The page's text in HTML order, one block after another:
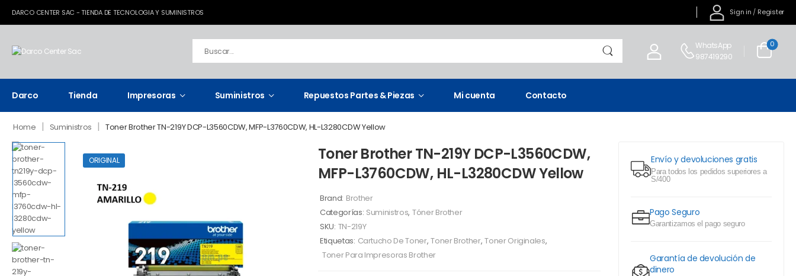
DARCO CENTER SAC - TIENDA DE TECNOLOGIA Y SUMINISTROS Sign in / Register
WhatsApp
987419290
0
Darco Tienda Impresoras Suministros Repuestos Partes & Piezas Mi cuenta Contacto
Home | Suministros | Toner Brother TN-219Y DCP-L3560CDW, MFP-L3760CDW, HL-L3280CDW Yellow
Envío y devoluciones gratis
Para todos los pedidos superiores a
S/400
Pago Seguro
Garantizamos el pago seguro
Garantía de devolución de
dinero
ORIGINAL
Toner Brother TN-219Y DCP-L3560CDW,
MFP-L3760CDW, HL-L3280CDW Yellow
Brand: Brother
Categorías: Suministros, Tóner Brother
SKU: TN-219Y
Etiquetas: Cartucho De Toner, Toner Brother, Toner Originales,
Toner Para Impresoras Brother